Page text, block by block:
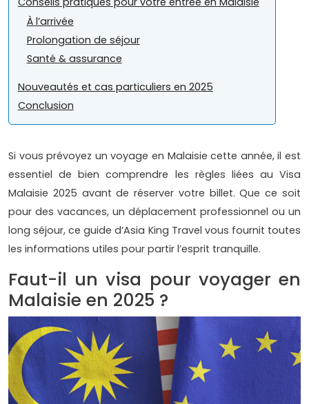
À l’arrivée
Prolongation de séjour
Santé & assurance
Nouveautés et cas particuliers en 2025
Conclusion
Si vous prévoyez un voyage en Malaisie cette année, il est
essentiel de bien comprendre les règles liées au Visa
Malaisie 2025 avant de réserver votre billet. Que ce soit
pour des vacances, un déplacement professionnel ou un
long séjour, ce guide d’Asia King Travel vous fournit toutes
les informations utiles pour partir l’esprit tranquille.
Faut-il un visa pour voyager en
Malaisie en 2025 ?